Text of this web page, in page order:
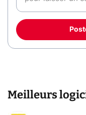
Meilleurs